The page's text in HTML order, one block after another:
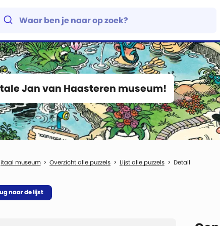
Jan van Haasteren museum!
museum Overzicht alle puzzels Lijst alle puzzels Detail
naar de lijst